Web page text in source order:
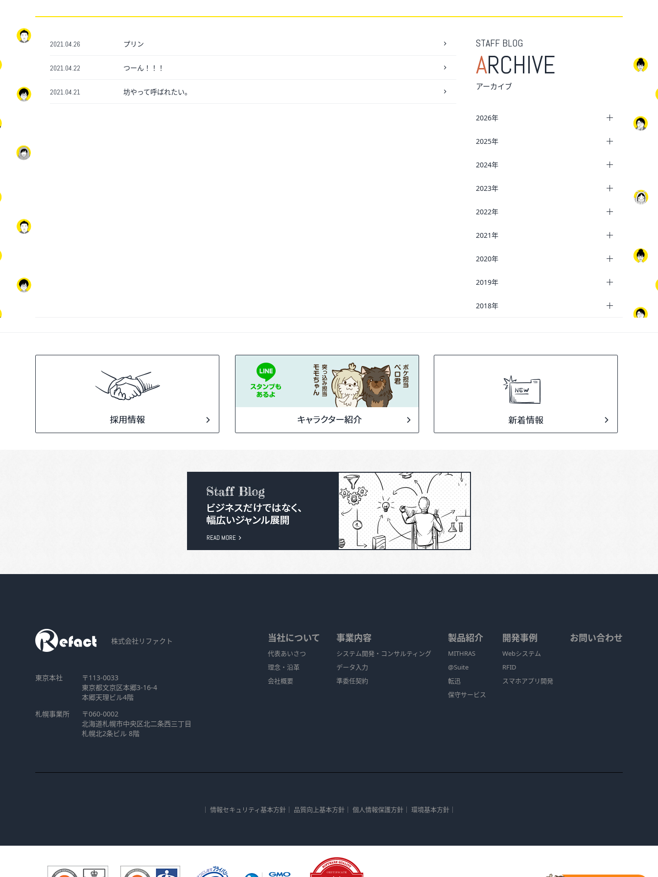
2021.04.26 プリン
2021.04.22 つーん！！！
2021.04.21 坊やって呼ばれたい。
STAFF BLOG
ARCHIVE
アーカイブ
2026年
2025年
2024年
2023年
2022年
2021年
2020年
2019年
2018年
株式会社リファクト
東京本社
〒113-0033
東京都文京区本郷3-16-4
本郷天理ビル4階
札幌事業所
〒060-0002
北海道札幌市中央区北二条西三丁目
札幌北2条ビル 8階
当社について
代表あいさつ
理念・沿革
会社概要
事業内容
システム開発・コンサルティング
データ入力
準委任契約
製品紹介
MITHRAS
@Suite
転迅
保守サービス
開発事例
Webシステム
RFID
スマホアプリ開発
お問い合わせ
｜ 情報セキュリティ基本方針 ｜ 品質向上基本方針 ｜ 個人情報保護方針 ｜ 環境基本方針 ｜